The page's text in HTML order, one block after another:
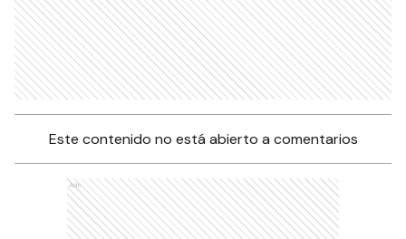
Este contenido no está abierto a comentarios
Ads